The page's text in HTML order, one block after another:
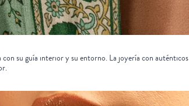
su guía interior y su entorno. La joyería con auténticos